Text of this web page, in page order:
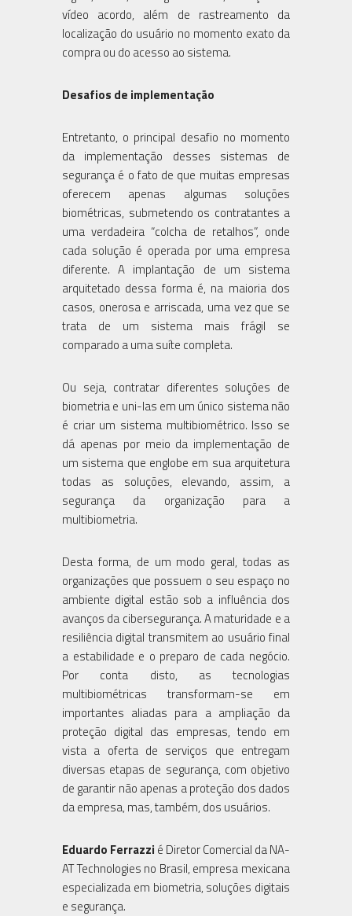
vídeo acordo, além de rastreamento da
localização do usuário no momento exato da
compra ou do acesso ao sistema.
Desafios de implementação
Entretanto, o principal desafio no momento
da implementação desses sistemas de
segurança é o fato de que muitas empresas
oferecem apenas algumas soluções
biométricas, submetendo os contratantes a
uma verdadeira “colcha de retalhos”, onde
cada solução é operada por uma empresa
diferente. A implantação de um sistema
arquitetado dessa forma é, na maioria dos
casos, onerosa e arriscada, uma vez que se
trata de um sistema mais frágil se
comparado a uma suíte completa.
Ou seja, contratar diferentes soluções de
biometria e uni-las em um único sistema não
é criar um sistema multibiométrico. Isso se
dá apenas por meio da implementação de
um sistema que englobe em sua arquitetura
todas as soluções, elevando, assim, a
segurança da organização para a
multibiometria.
Desta forma, de um modo geral, todas as
organizações que possuem o seu espaço no
ambiente digital estão sob a influência dos
avanços da cibersegurança. A maturidade e a
resiliência digital transmitem ao usuário final
a estabilidade e o preparo de cada negócio.
Por conta disto, as tecnologias
multibiométricas transformam-se em
importantes aliadas para a ampliação da
proteção digital das empresas, tendo em
vista a oferta de serviços que entregam
diversas etapas de segurança, com objetivo
de garantir não apenas a proteção dos dados
da empresa, mas, também, dos usuários.
Eduardo Ferrazzi é Diretor Comercial da NA-
AT Technologies no Brasil, empresa mexicana
especializada em biometria, soluções digitais
e segurança.